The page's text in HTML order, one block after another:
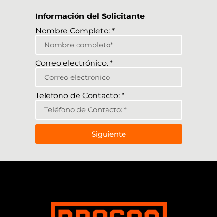
Información del Solicitante
Nombre Completo: *
Correo electrónico: *
Teléfono de Contacto: *
Siguiente